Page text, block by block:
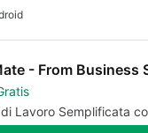
Lavoro Semplificata